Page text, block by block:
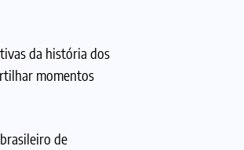
da história dos
momentos
de